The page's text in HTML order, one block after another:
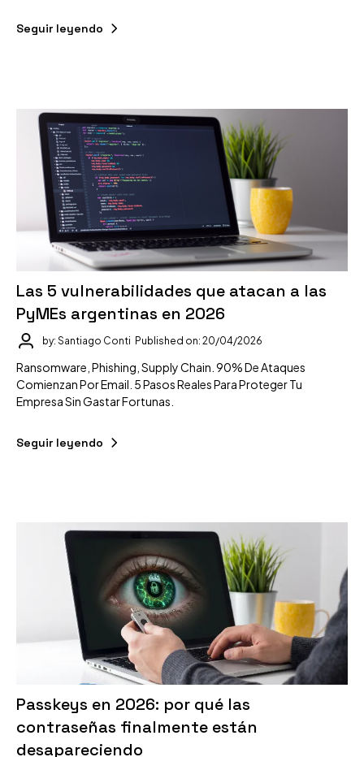
Seguir leyendo
Las 5 vulnerabilidades que atacan a las
PyMEs argentinas en 2026
by: Santiago Conti Published on: 20/04/2026
Ransomware, Phishing, Supply Chain. 90% De Ataques
Comienzan Por Email. 5 Pasos Reales Para Proteger Tu
Empresa Sin Gastar Fortunas.
Seguir leyendo
Passkeys en 2026: por qué las
contraseñas finalmente están
desapareciendo